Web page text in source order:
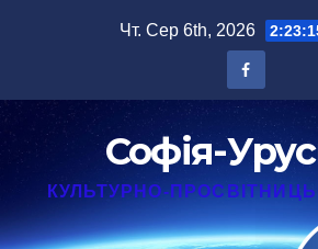
Чт. Сер 6th, 2026
Софія-
КУЛЬТУРНО-